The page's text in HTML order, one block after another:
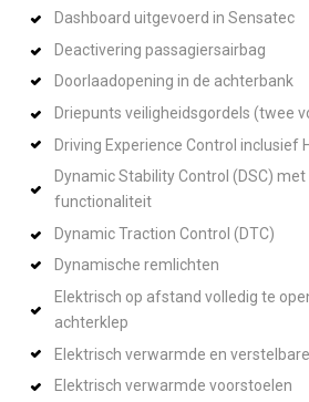
Dashboard uitgevoerd in Sensatec
Deactivering passagiersairbag
Doorlaadopening in de achterbank
Driepunts veiligheidsgordels (twee
Driving Experience Control inclusief
Dynamic Stability Control (DSC)
functionaliteit
Dynamic Traction Control (DTC)
Dynamische remlichten
Elektrisch op afstand volledig te
achterklep
Elektrisch verwarmde en
Elektrisch verwarmde voorstoelen